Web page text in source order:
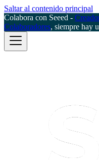
Saltar al contenido principal
Colabora con Seeed -
Colaboradores, siempre hay